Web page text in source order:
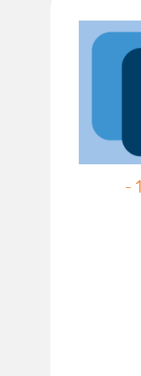
אלוטף רמה בינונית 1 -